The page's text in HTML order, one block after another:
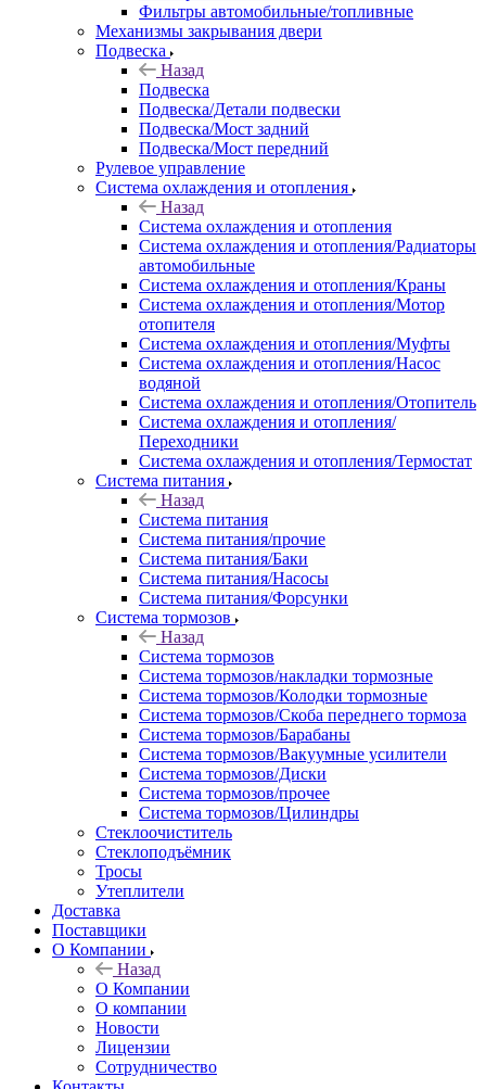
Фильтры автомобильные/топливные
Механизмы закрывания двери
Подвеска
Назад
Подвеска
Подвеска/Детали подвески
Подвеска/Мост задний
Подвеска/Мост передний
Рулевое управление
Система охлаждения и отопления
Назад
Система охлаждения и отопления
Система охлаждения и отопления/Радиаторы
автомобильные
Система охлаждения и отопления/Краны
Система охлаждения и отопления/Мотор
отопителя
Система охлаждения и отопления/Муфты
Система охлаждения и отопления/Насос
водяной
Система охлаждения и отопления/Отопитель
Система охлаждения и отопления/
Переходники
Система охлаждения и отопления/Термостат
Система питания
Назад
Система питания
Система питания/прочие
Система питания/Баки
Система питания/Насосы
Система питания/Форсунки
Система тормозов
Назад
Система тормозов
Система тормозов/накладки тормозные
Система тормозов/Колодки тормозные
Система тормозов/Скоба переднего тормоза
Система тормозов/Барабаны
Система тормозов/Вакуумные усилители
Система тормозов/Диски
Система тормозов/прочее
Система тормозов/Цилиндры
Стеклоочиститель
Стеклоподъёмник
Тросы
Утеплители
Доставка
Поставщики
О Компании
Назад
О Компании
О компании
Новости
Лицензии
Сотрудничество